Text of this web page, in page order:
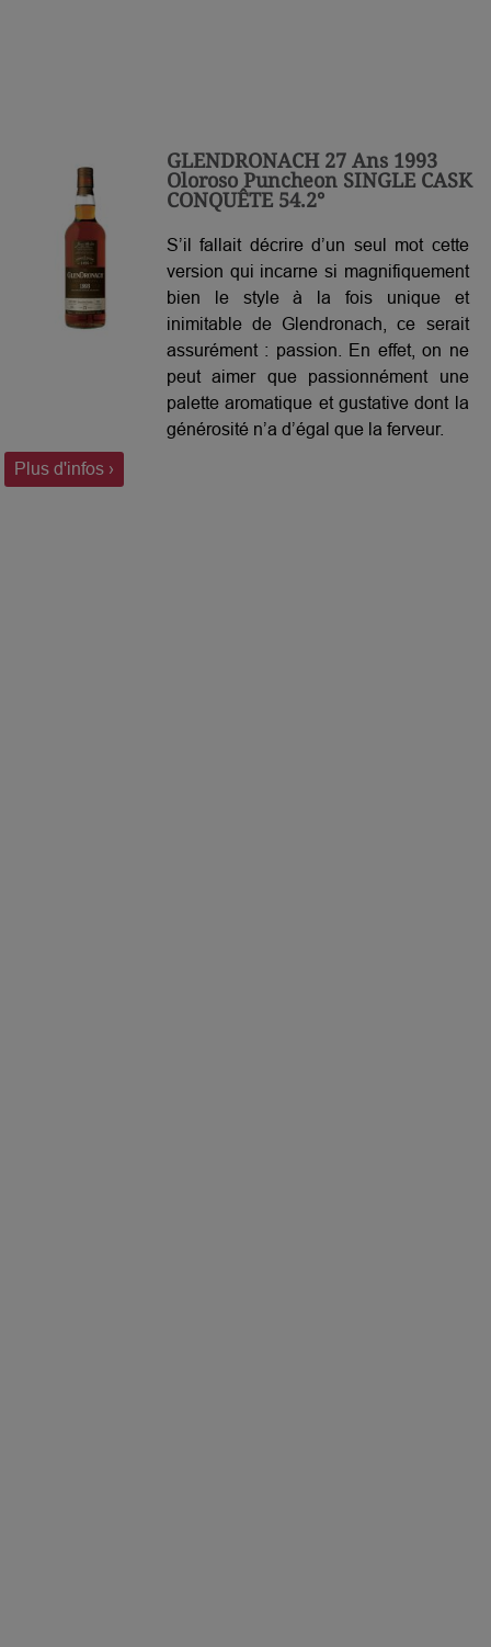
GLENDRONACH 27 Ans 1993
Oloroso Puncheon SINGLE CASK
CONQUÊTE 54.2°
S’il fallait décrire d’un seul mot cette
version qui incarne si magnifiquement
bien le style à la fois unique et
inimitable de Glendronach, ce serait
assurément : passion. En effet, on ne
peut aimer que passionnément une
palette aromatique et gustative dont la
générosité n’a d’égal que la ferveur.
Plus d'infos ›